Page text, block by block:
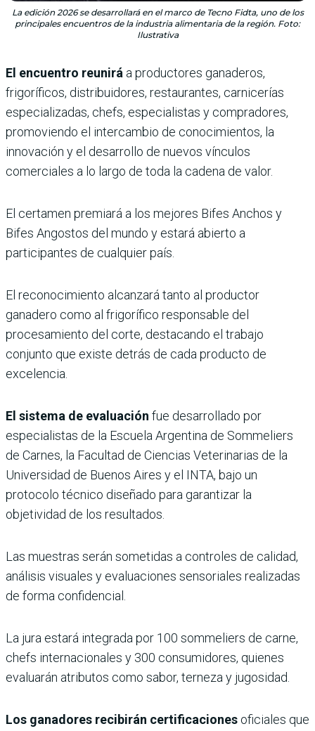
La edición 2026 se desarrollará en el marco de Tecno Fidta, uno de los
principales encuentros de la industria alimentaria de la región. Foto:
Ilustrativa
El encuentro reunirá a productores ganaderos,
frigoríficos, distribuidores, restaurantes, carnicerías
especializadas, chefs, especialistas y compradores,
promoviendo el intercambio de conocimientos, la
innovación y el desarrollo de nuevos vínculos
comerciales a lo largo de toda la cadena de valor.
El certamen premiará a los mejores Bifes Anchos y
Bifes Angostos del mundo y estará abierto a
participantes de cualquier país.
El reconocimiento alcanzará tanto al productor
ganadero como al frigorífico responsable del
procesamiento del corte, destacando el trabajo
conjunto que existe detrás de cada producto de
excelencia.
El sistema de evaluación fue desarrollado por
especialistas de la Escuela Argentina de Sommeliers
de Carnes, la Facultad de Ciencias Veterinarias de la
Universidad de Buenos Aires y el INTA, bajo un
protocolo técnico diseñado para garantizar la
objetividad de los resultados.
Las muestras serán sometidas a controles de calidad,
análisis visuales y evaluaciones sensoriales realizadas
de forma confidencial.
La jura estará integrada por 100 sommeliers de carne,
chefs internacionales y 300 consumidores, quienes
evaluarán atributos como sabor, terneza y jugosidad.
Los ganadores recibirán certificaciones oficiales que